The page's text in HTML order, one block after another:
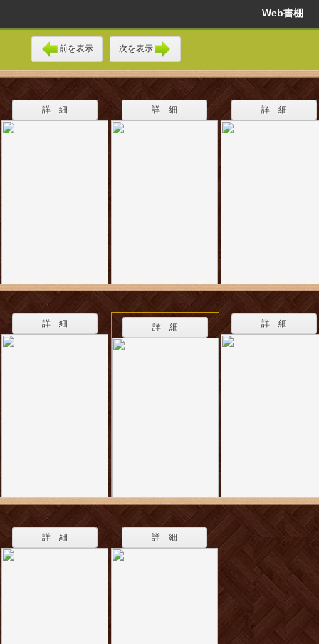
Web書棚
前を表示 次を表示
詳 細 詳 細 詳 細
詳 細 詳 細 詳 細
詳 細 詳 細